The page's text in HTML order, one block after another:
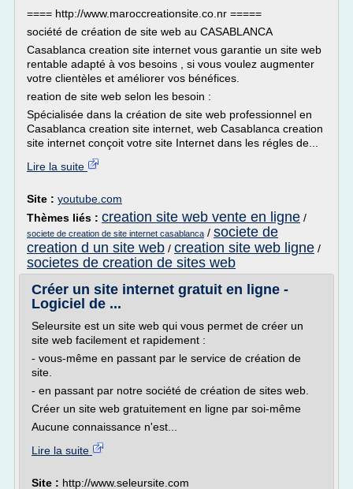
==== http://www.maroccreationsite.co.nr =====
société de création de site web au CASABLANCA
Casablanca creation site internet vous garantie un site web
rentable adapté à vos besoins , si vous voulez augmenter
votre clientèles et améliorer vos bénéfices.
reation de site web selon les besoin :
Spécialisée dans la création de site web professionnel en
Casablanca creation site internet, web Casablanca creation
site internet conçoit votre site Internet dans les régles de...
Lire la suite
Site : youtube.com
Thèmes liés : creation site web vente en ligne /
societe de creation de site internet casablanca / societe de
creation d un site web / creation site web ligne /
societes de creation de sites web
Créer un site internet gratuit en ligne -
Logiciel de ...
Seleursite est un site web qui vous permet de créer un
site web facilement et rapidement :
- vous-même en passant par le service de création de
site.
- en passant par notre société de création de sites web.
Créer un site web gratuitement en ligne par soi-même
Aucune connaissance n'est...
Lire la suite
Site : http://www.seleursite.com